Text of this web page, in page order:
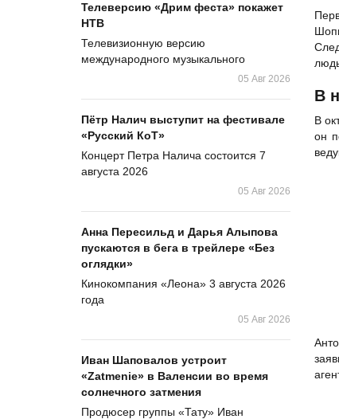
Телеверсию «Дрим феста» покажет
НТВ
Телевизионную версию
международного музыкального
05 Авг 2026
Пётр Налич выступит на фестивале
«Русский КоТ»
Концерт Петра Налича состоится 7
августа 2026
05 Авг 2026
Анна Пересильд и Дарья Алыпова
пускаются в бега в трейлере «Без
оглядки»
Кинокомпания «Леона» 3 августа 2026
года
05 Авг 2026
Иван Шаповалов устроит
«Zatmenie» в Валенсии во время
солнечного затмения
Продюсер группы «Тату» Иван
В
В
он